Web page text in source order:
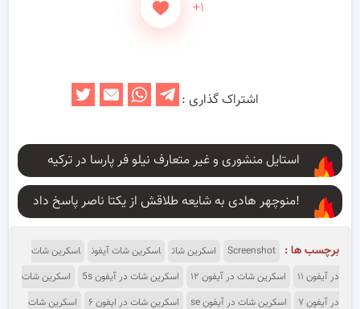
+۱
اشتراک گذاری :
استایل منشوری و غیر متعارف نیلو فر پارسا در ترکیه
منوچهر هادی به شایعه طلاقش از یکتا ناصر پاسخ داد!
برچسب ها : Screenshot اسکرین شات اسکرین شات آیفون
اسکرین شات
در آیفون ۱۱
اسکرین شات در آیفون ۱۲ اسکرین شات در آیفون 5s
اسکرین شات
در آیفون ۷
اسکرین شات در آیفون se اسکرین شات در ایفون ۶
اسکرین شات